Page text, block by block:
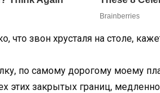
звон хрусталя на столе,
по самому дорогому моему
этих закрытых границ, медленно